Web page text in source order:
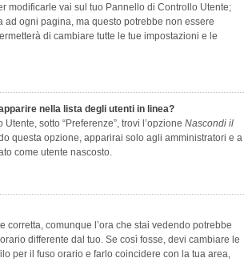
modificarle vai sul tuo Pannello di Controllo Utente;
ad ogni pagina, ma questo potrebbe non essere
di cambiare tutte le tue impostazioni e le
nella lista degli utenti in linea?
sotto “Preferenze”, trovi l’opzione Nascondi il
questa opzione, apparirai solo agli amministratori e a
come utente nascosto.
corretta, comunque l’ora che stai vedendo potrebbe
differente dal tuo. Se così fosse, devi cambiare le
per il fuso orario e farlo coincidere con la tua area,